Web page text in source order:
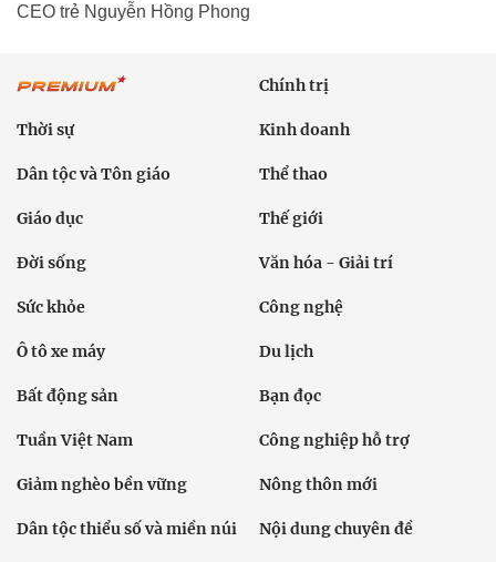
CEO trẻ Nguyễn Hồng Phong
Chính trị
Thời sự Kinh doanh
Dân tộc và Tôn giáo Thể thao
Giáo dục Thế giới
Đời sống Văn hóa - Giải trí
Sức khỏe Công nghệ
Ô tô xe máy Du lịch
Bất động sản Bạn đọc
Tuần Việt Nam Công nghiệp hỗ trợ
Giảm nghèo bền vững Nông thôn mới
Dân tộc thiểu số và miền núi Nội dung chuyên đề